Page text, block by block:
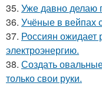
35. Уже давно делаю
36. Учёные в вейпах
37. Россиян
электроэнергию.
38. Создать
только свои руки.